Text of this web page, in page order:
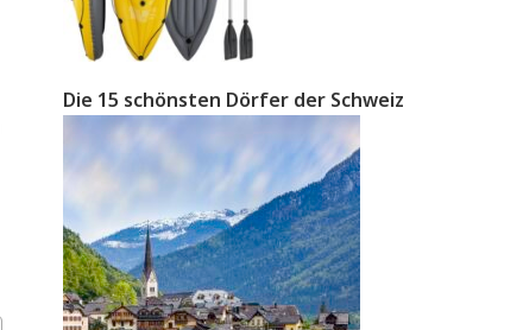
Die 15 schönsten Dörfer der Schweiz